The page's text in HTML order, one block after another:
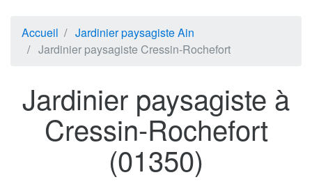
Accueil
Jardinier paysagiste Ain
Jardinier paysagiste Cressin-Rochefort
Jardinier paysagiste à
Cressin-Rochefort
(01350)